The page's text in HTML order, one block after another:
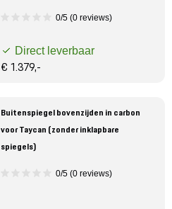
0/5 (0 reviews)
Direct leverbaar
€ 1.379,-
Buitenspiegel bovenzijden in carbon
voor Taycan (zonder inklapbare
spiegels)
0/5 (0 reviews)